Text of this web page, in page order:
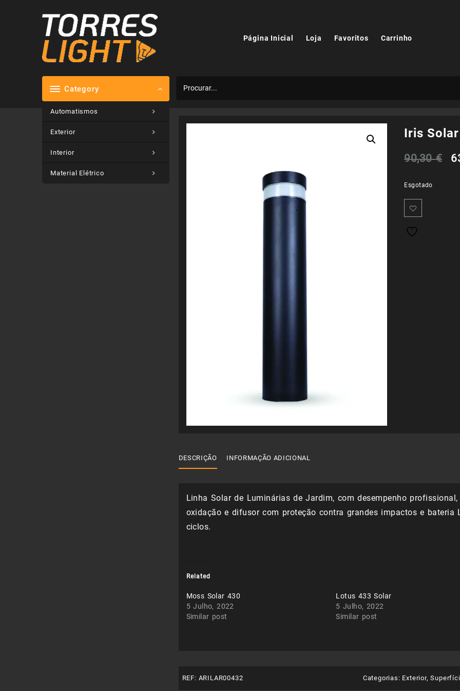
Página Inicial Loja Favoritos Carrinho
Category
Automatismos
Exterior
Interior
Material Elétrico
Iris
90,30€
O
Esgotado
DESCRIÇÃO INFORMAÇÃO ADICIONAL
Linha Solar de Luminárias de Jardim, com desempenho
oxidação e difusor com proteção contra grandes impactos e bateria
ciclos.
Related
Moss Solar 430
5 Julho, 2022
Similar post
Lotus 433 Solar
5 Julho, 2022
Similar post
REF: ARILAR00432 Categorias: Exterior,